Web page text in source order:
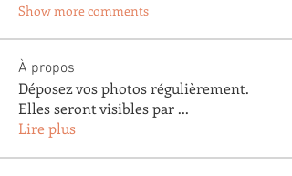
Show more comments
À propos
Déposez vos photos régulièrement.
Elles seront visibles par ...
Lire plus